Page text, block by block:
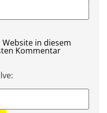
Website in diesem
Kommentar